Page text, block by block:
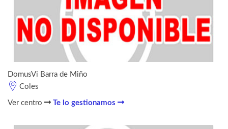
DomusVi Barra de Miño
Coles
Ver centro Te lo gestionamos